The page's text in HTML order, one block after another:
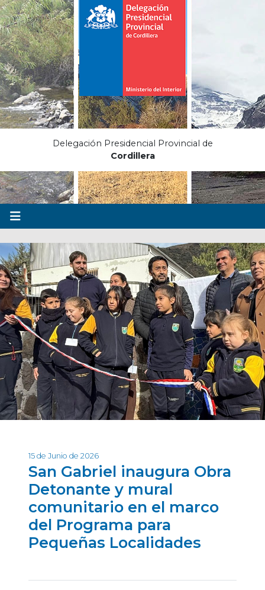
Delegación Presidencial Provincial de
Cordillera
15 de Junio de 2026
San Gabriel inaugura Obra
Detonante y mural
comunitario en el marco
del Programa para
Pequeñas Localidades